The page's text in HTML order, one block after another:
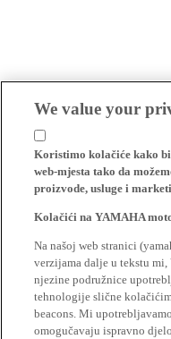
We value your
Koristimo kolačiće kako
web-mjesta tako da
proizvode, usluge i
Kolačići na YAMAHA
Na našoj web stranici
verzijama dalje u tekstu mi,
njezine podružnice
tehnologije slične
beacons. Mi
omogučavaju ispravno